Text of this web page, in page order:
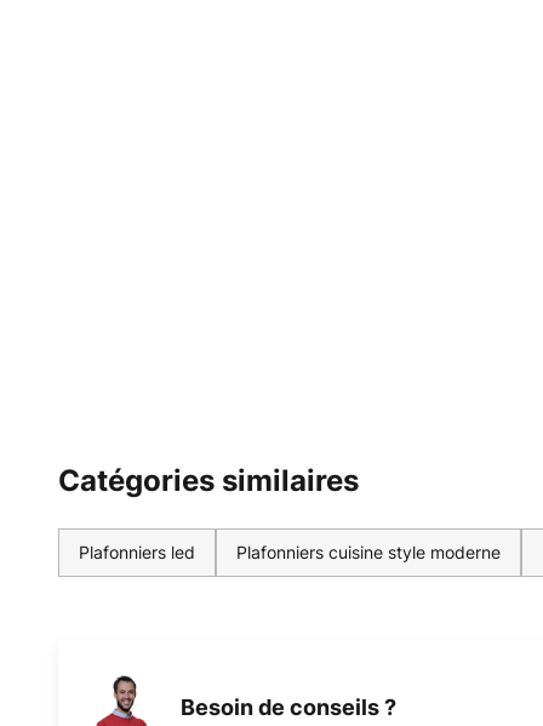
Catégories similaires
Plafonniers led Plafonniers cuisine style moderne
Besoin de conseils ?